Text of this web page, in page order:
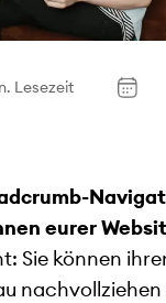
Lesezeit
eurer
Sie können